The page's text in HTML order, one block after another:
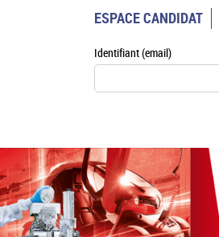
ESPACE CANDIDAT
Identifiant (email)